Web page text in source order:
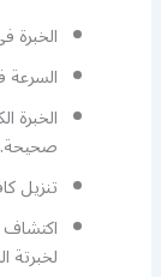
السرعة
الخبرة
صحيحة.
تنزيل
اكتشاف
لخبرتة